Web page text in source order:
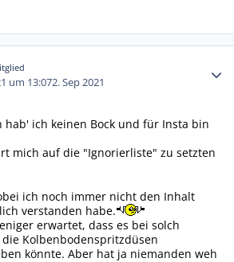
um 13:072. Sep 2021
hab' ich keinen Bock und für Insta bin
mich auf die "Ignorierliste" zu setzten
ich noch immer nicht den Inhalt
verstanden habe.
erwartet, dass es bei solch
Kolbenbodenspritzdüsen
könnte. Aber hat ja niemanden weh